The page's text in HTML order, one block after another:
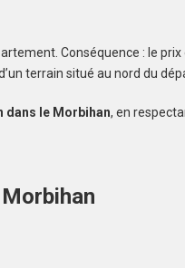
alerte et ne
Conséquence : le prix
terrain situé au nord du
dans le Morbihan, en